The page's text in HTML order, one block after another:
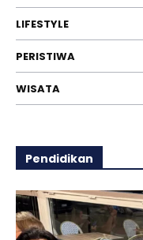
LIFESTYLE
PERISTIWA
WISATA
Pendidikan